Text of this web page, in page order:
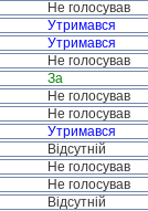
Не голосував
Утримався
Утримався
Не голосував
За
Не голосував
Не голосував
Утримався
Відсутній
Не голосував
Не голосував
Відсутній